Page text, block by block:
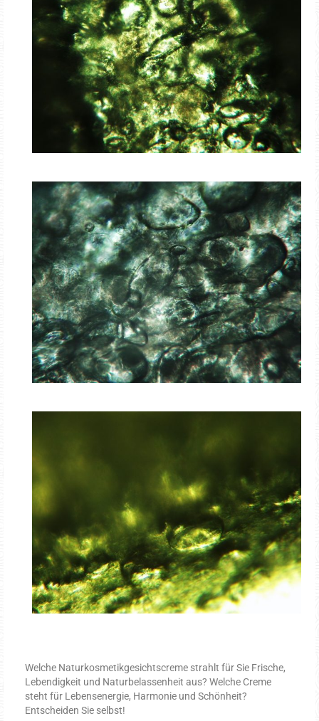
Welche Naturkosmetikgesichtscreme strahlt für Sie Frische,
Lebendigkeit und Naturbelassenheit aus? Welche Creme
steht für Lebensenergie, Harmonie und Schönheit?
Entscheiden Sie selbst!